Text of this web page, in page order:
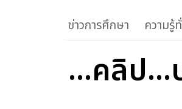
ข่าวการศึกษา ความรู้
...คลิป...